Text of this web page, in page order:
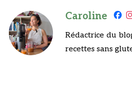
Caroline
Rédactrice du
recettes sans